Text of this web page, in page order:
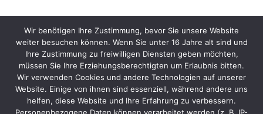
Wir benötigen Ihre Zustimmung, bevor Sie unsere Website
weiter besuchen können. Wenn Sie unter 16 Jahre alt sind und
Ihre Zustimmung zu freiwilligen Diensten geben möchten,
müssen Sie Ihre Erziehungsberechtigten um Erlaubnis bitten.
Wir verwenden Cookies und andere Technologien auf unserer
Website. Einige von ihnen sind essenziell, während andere uns
helfen, diese Website und Ihre Erfahrung zu verbessern.